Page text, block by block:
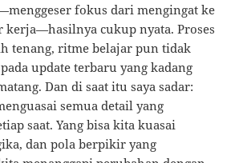
fokus dari mengingat ke
kerja—hasilnya cukup nyata. Proses
tenang, ritme belajar pun tidak
update terbaru yang kadang
Dan di saat itu saya sadar:
semua detail yang
saat. Yang bisa kita kuasai
dan pola berpikir yang